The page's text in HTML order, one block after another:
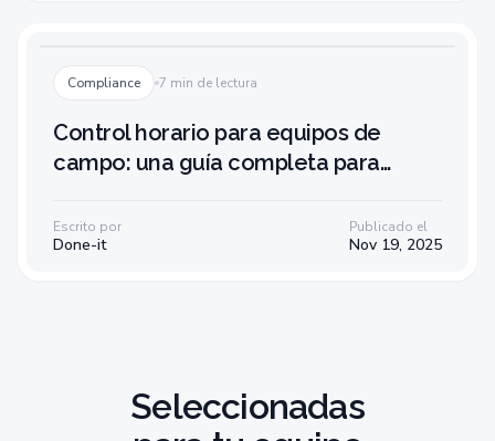
Compliance 7 min de lectura
Control horario para equipos de
campo: una guía completa para
Escrito por
Done-it
Publicado el
Nov 19, 2025
Seleccionadas